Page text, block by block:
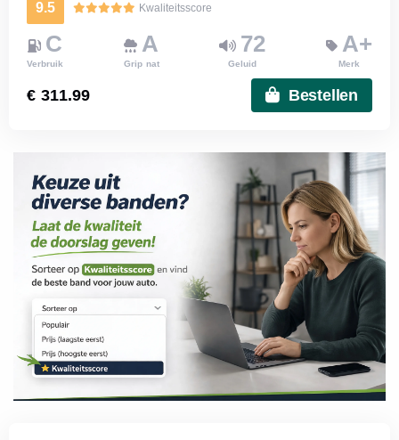
9.5 Kwaliteitsscore
C
Verbruik
A
Grip nat
72
Geluid
A+
Merk
€ 311.99 Bestellen